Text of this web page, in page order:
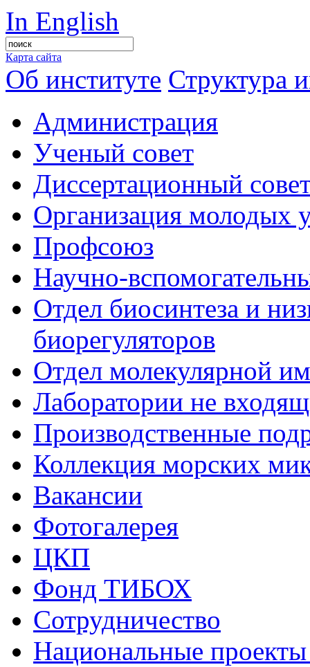
In English
Карта сайта
Об институте Структура
Администрация
Ученый совет
Диссертационный
Организация молодых
Профсоюз
Научно-
Отдел биосинтеза и
биорегуляторов
Отдел молекулярной
Лаборатории не
Производственные
Коллекция морских
Вакансии
Фотогалерея
ЦКП
Фонд ТИБОХ
Сотрудничество
Национальные